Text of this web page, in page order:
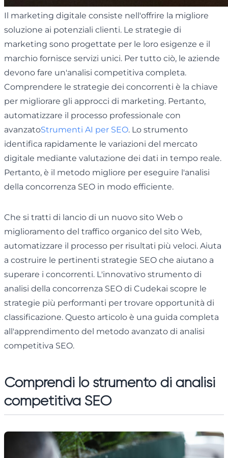
Il marketing digitale consiste nell'offrire la migliore
soluzione ai potenziali clienti. Le strategie di
marketing sono progettate per le loro esigenze e il
marchio fornisce servizi unici. Per tutto ciò, le aziende
devono fare un'analisi competitiva completa.
Comprendere le strategie dei concorrenti è la chiave
per migliorare gli approcci di marketing. Pertanto,
automatizzare il processo professionale con
avanzatoStrumenti AI per SEO. Lo strumento
identifica rapidamente le variazioni del mercato
digitale mediante valutazione dei dati in tempo reale.
Pertanto, è il metodo migliore per eseguire l'analisi
della concorrenza SEO in modo efficiente.
Che si tratti di lancio di un nuovo sito Web o
miglioramento del traffico organico del sito Web,
automatizzare il processo per risultati più veloci. Aiuta
a costruire le pertinenti strategie SEO che aiutano a
superare i concorrenti. L'innovativo strumento di
analisi della concorrenza SEO di Cudekai scopre le
strategie più performanti per trovare opportunità di
classificazione. Questo articolo è una guida completa
all'apprendimento del metodo avanzato di analisi
competitiva SEO.
Comprendi lo strumento di analisi
competitiva SEO